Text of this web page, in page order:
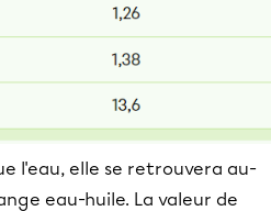
l'eau, elle se retrouvera au-
eau-huile. La valeur de